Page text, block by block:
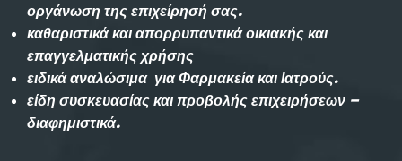
οργάνωση της επιχείρησή σας.
καθαριστικά και απορρυπαντικά οικιακής και
επαγγελματικής χρήσης
ειδικά αναλώσιμα για Φαρμακεία και Ιατρούς.
είδη συσκευασίας και προβολής επιχειρήσεων –
διαφημιστικά.